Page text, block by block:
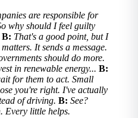
are responsible for
why should I feel guilty
B: That's a good point, but I
It sends a message.
should do more.
in renewable energy... B:
for them to act. Small
you're right. I've actually
of driving. B: See?
Every little helps.